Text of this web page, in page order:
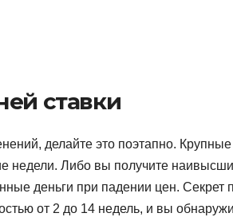
ставки
делайте это поэтапно.
недели. Либо вы получите
деньги при падении цен.
от 2 до 14 недель, и вы